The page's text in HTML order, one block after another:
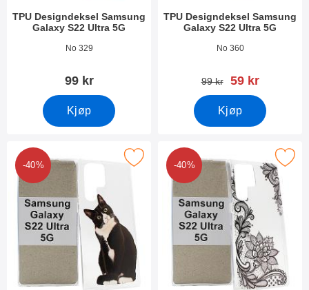
TPU Designdeksel Samsung
Galaxy S22 Ultra 5G
Varenummer 43247
No 329
99 kr
Kjøp
TPU Designdeksel Samsung
Galaxy S22 Ultra 5G
Varenummer 43245
No 360
gammel pris
99 kr ny pris
59 kr
Kjøp
-40%
Designdeksel Samsung Galaxy S22 Ultra 5G som favoritt
-40%
Merk tPU Designdeksel Samsung